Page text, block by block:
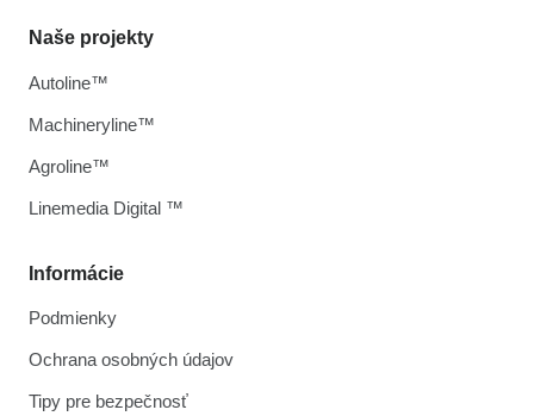
Informácie
Podmienky
Ochrana osobných údajov
Tipy pre bezpečnosť
Naše projekty
Autoline™
Machineryline™
Agroline™
Linemedia Digital ™